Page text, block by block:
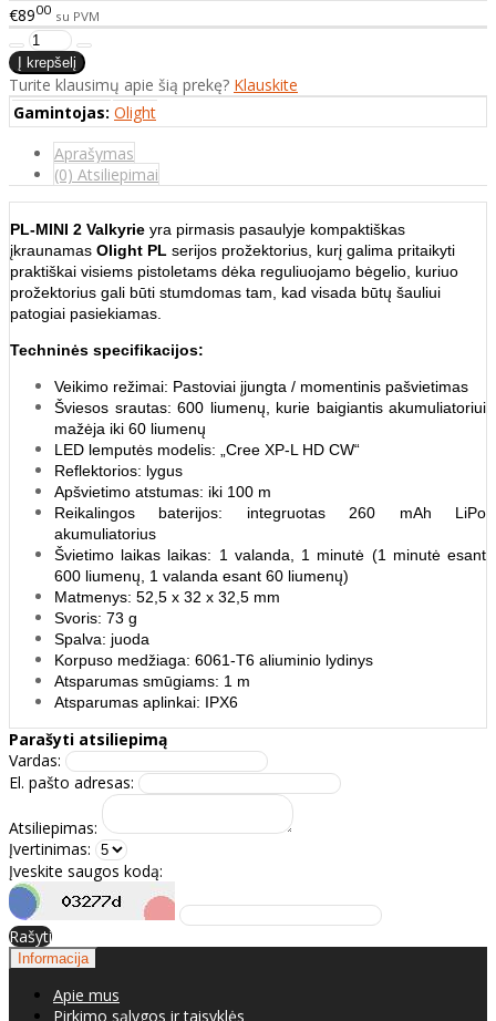
€8900 su PVM
Turite klausimų apie šią prekę? Klauskite
Gamintojas: Olight
Aprašymas
(0) Atsiliepimai
PL-MINI 2 Valkyrie yra pirmasis pasaulyje kompaktiškas
įkraunamas Olight PL serijos prožektorius, kurį galima pritaikyti
praktiškai visiems pistoletams dėka reguliuojamo bėgelio, kuriuo
prožektorius gali būti stumdomas tam, kad visada būtų šauliui
patogiai pasiekiamas.
Techninės specifikacijos:
Veikimo režimai: Pastoviai įjungta / momentinis pašvietimas
Šviesos srautas: 600 liumenų, kurie baigiantis akumuliatoriui
mažėja iki 60 liumenų
LED lemputės modelis: „Cree XP-L HD CW“
Reflektorios: lygus
Apšvietimo atstumas: iki 100 m
Reikalingos baterijos: integruotas 260 mAh LiPo
akumuliatorius
Švietimo laikas laikas: 1 valanda, 1 minutė (1 minutė esant
600 liumenų, 1 valanda esant 60 liumenų)
Matmenys: 52,5 x 32 x 32,5 mm
Svoris: 73 g
Spalva: juoda
Korpuso medžiaga: 6061-T6 aliuminio lydinys
Atsparumas smūgiams: 1 m
Atsparumas aplinkai: IPX6
Parašyti atsiliepimą
Vardas:
El. pašto adresas:
Atsiliepimas:
Įvertinimas:
Įveskite saugos kodą:
Rašyti
Informacija
Apie mus
Pirkimo sąlygos ir taisyklės